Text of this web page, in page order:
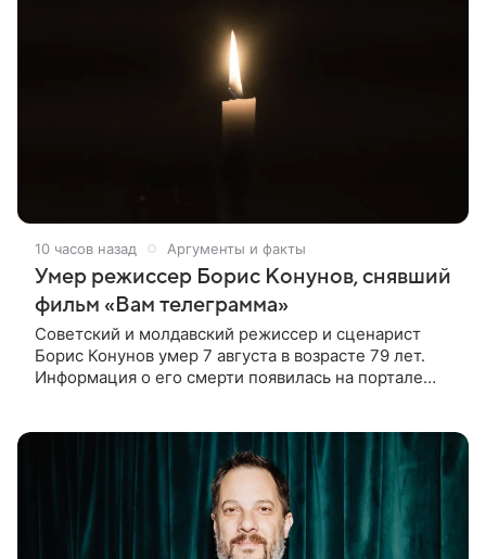
10 часов назад Аргументы и факты
Умер режиссер Борис Конунов, снявший
фильм «Вам телеграмма»
Советский и молдавский режиссер и сценарист
Борис Конунов умер 7 августа в возрасте 79 лет.
Информация о его смерти появилась на портале